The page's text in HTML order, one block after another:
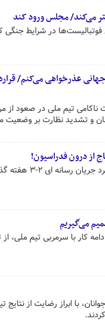
می‌کند/ مجلس ورود کند
فوتبالیست‌ها در شرایط
عذرخواهی می‌کنم/
ناکامی تیم ملی در صعود از
و تشدید نظارت بر وضعیت
از درون فدراسیون!
نشست روز گذشته هیات
می‌گیریم
کار با سرمربی تیم ملی،
با ابراز رضایت از نتایج